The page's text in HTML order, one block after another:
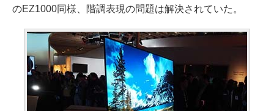
のEZ1000同様、階調表現の問題は解決されていた。